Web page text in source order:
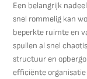
Een belangrijk
snel rommelig kan
beperkte ruimte en
spullen al snel
structuur en
efficiënte